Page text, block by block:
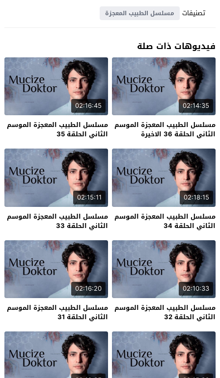
تصنيفات
مسلسل الطبيب المعجزة
فيديوهات ذات صلة
02:14:35
مسلسل الطبيب المعجزة الموسم
الثاني الحلقة 36 الاخيرة
02:16:45
مسلسل الطبيب المعجزة الموسم
الثاني الحلقة 35
02:18:15
مسلسل الطبيب المعجزة الموسم
الثاني الحلقة 34
02:15:11
مسلسل الطبيب المعجزة الموسم
الثاني الحلقة 33
02:10:33
مسلسل الطبيب المعجزة الموسم
الثاني الحلقة 32
02:16:20
مسلسل الطبيب المعجزة الموسم
الثاني الحلقة 31